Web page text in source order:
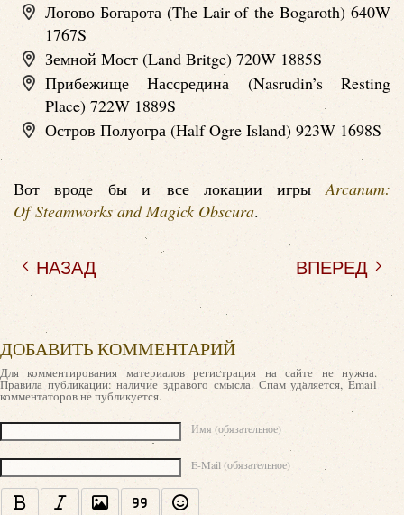
Логово Богарота (The Lair of the Bogaroth) 640W
1767S
Земной Мост (Land Britge) 720W 1885S
Прибежище Нассредина (Nasrudin’s Resting
Place) 722W 1889S
Остров Полуогра (Half Ogre Island) 923W 1698S
Вот вроде бы и все локации игрыArcanum:
Of Steamworks and Magick Obscura.
НАЗАД ВПЕРЕД
ДОБАВИТЬ КОММЕНТАРИЙ
Для комментирования материалов регистрация на сайте не нужна.
Правила публикации: наличие здравого смысла. Спам удаляется, Email
комментаторов не публикуется.
Имя (обязательное)
E-Mail (обязательное)
Текст комментария